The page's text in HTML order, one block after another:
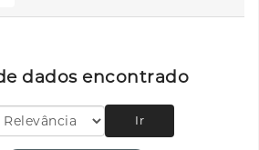
dados encontrado
Ir